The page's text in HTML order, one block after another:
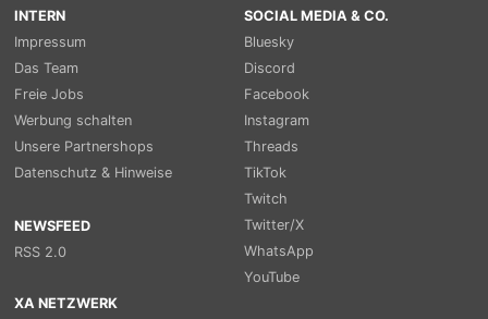
INTERN
Impressum
Das Team
Freie Jobs
Werbung schalten
Unsere Partnershops
Datenschutz & Hinweise
NEWSFEED
RSS 2.0
SOCIAL MEDIA & CO.
Bluesky
Discord
Facebook
Instagram
Threads
TikTok
Twitch
Twitter/X
WhatsApp
YouTube
XA NETZWERK